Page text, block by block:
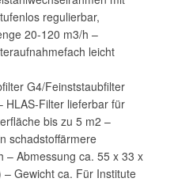
regulierbar,
20-120 m3/h –
leicht
G4/Feinststaubfilter
HLAS-Filter lieferbar für
bis zu 5 m2 –
schadstoffärmere
– Abmessung ca. 55 x 33 x
Gewicht ca. Für Institute